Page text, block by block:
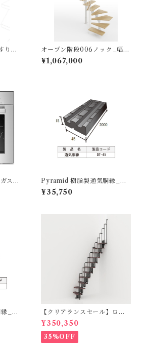
り踊
オープン階段006ノック_幅75
㎝ 標準キット（※納期3～8
カ月）
¥1,067,000
スオ
Pyramid 樹脂製通気胴縁_DT
45（50本入り）
¥35,750
_DT
【クリアランスセール】ロフ
ト階段 KARINAカリーナ（標
準キット）
¥350,350
35%OFF